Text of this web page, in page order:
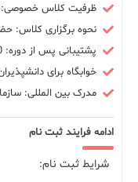
ظرفیت کلاس خصوصی: 3
نحوه برگزاری کلاس:
پشتیبانی پس از دوره: 90 روز
خوابگاه برای
مدرک بین المللی:
ادامه فرایند ثبت نام
شرایط ثبت نام: